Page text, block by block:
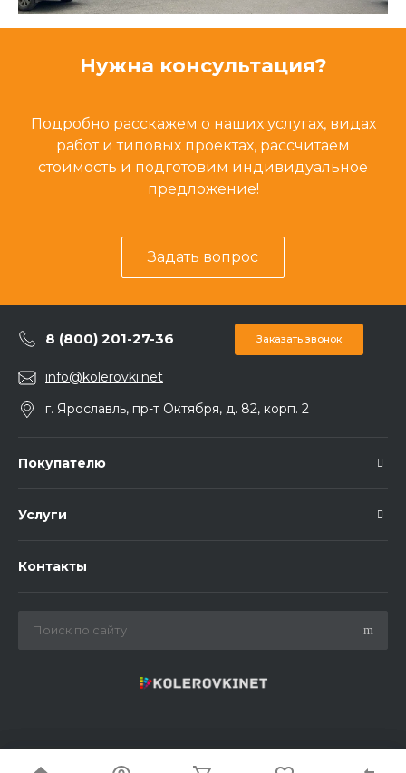
Нужна консультация?
Подробно расскажем о наших услугах, видах
работ и типовых проектах, рассчитаем
стоимость и подготовим индивидуальное
предложение!
Задать вопрос
8 (800) 201-27-36 Заказать звонок
info@kolerovki.net
г. Ярославль, пр-т Октября, д. 82, корп. 2
Покупателю
Услуги
Контакты